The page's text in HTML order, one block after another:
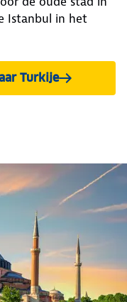
Istanbul in het
Turkije